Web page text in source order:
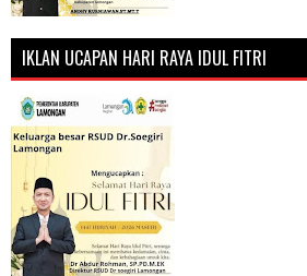
IKLAN UCAPAN HARI RAYA IDUL FITRI